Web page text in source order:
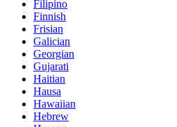
Filipino
Finnish
Frisian
Galician
Georgian
Gujarati
Haitian
Hausa
Hawaiian
Hebrew